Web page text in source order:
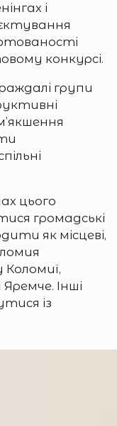
і
конкурсі.
групи
цього
громадські
як місцеві,
Коломиї,
Інші
із